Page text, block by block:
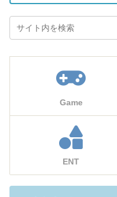
Game
ENT